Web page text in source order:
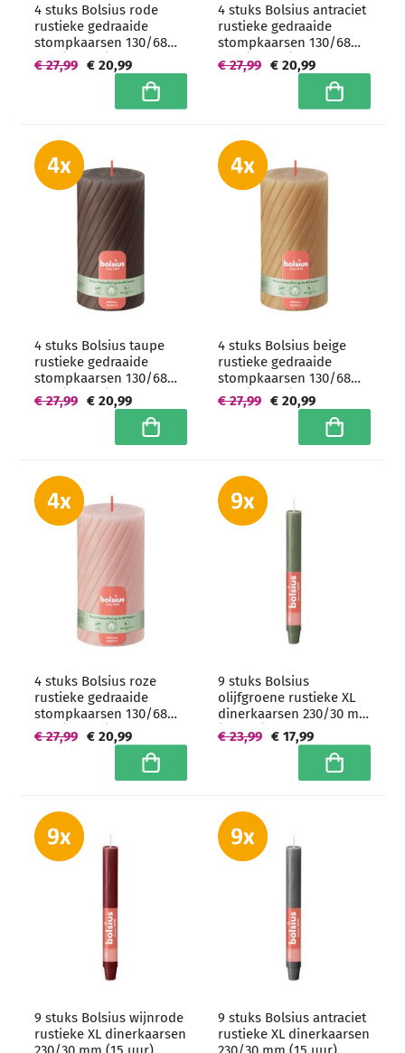
4 stuks Bolsius rode
rustieke gedraaide
stompkaarsen 130/68
mm (60 uur) -
grootverpakking Twist
€ 20,99
€ 27,99
In winkelwagen
4 stuks Bolsius antraciet
rustieke gedraaide
stompkaarsen 130/68
mm (60 uur) -
grootverpakking
€ 20,99
€ 27,99
In
4 stuks Bolsius taupe
rustieke gedraaide
stompkaarsen 130/68
mm (60 uur) -
grootverpakking
€ 20,99
€ 27,99
In winkelwagen
4 stuks Bolsius beige
rustieke gedraaide
stompkaarsen 130/68
mm (60 uur) -
grootverpakking
€ 20,99
€ 27,99
In
4 stuks Bolsius roze
rustieke gedraaide
stompkaarsen 130/68
mm (60 uur) -
grootverpakking
€ 20,99
€ 27,99
In winkelwagen
9 stuks Bolsius
olijfgroene rustieke XL
dinerkaarsen 230/30 mm
(15 uur) € 17,99
€ 23,99
In
9 stuks Bolsius wijnrode
rustieke XL dinerkaarsen
9 stuks Bolsius antraciet
rustieke XL dinerkaarsen